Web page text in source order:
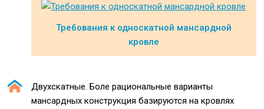
Требования к односкатной мансардной
кровле
Двухскатные. Боле рациональные варианты
мансардных конструкция базируются на кровлях